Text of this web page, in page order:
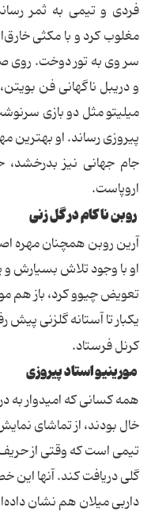
فردی و تیمی به ثمر
مغلوب کرد و با مکثی
سر وی به تور دوخت. روی
و دریبل ناگهانی فن
میلیتو مثل دو بازی
پیروزی رساند. او بهترین
جام جهانی نیز
اروپاست.
روبن ناکام در گل زنی
آرین روبن همچنان مهره
او با وجود تلاش بسیارش و
تعویض چیوو کرد، باز هم
یکبار تا آستانه گلزنی پیش
کرنل فرستاد.
مورینیو استاد پیروزی
همه کسانی که امیدوار به
خال بودند، از تماشای
تیمی است که وقتی از
گلی دریافت کند. آنها این
داربی میلان هم نشان